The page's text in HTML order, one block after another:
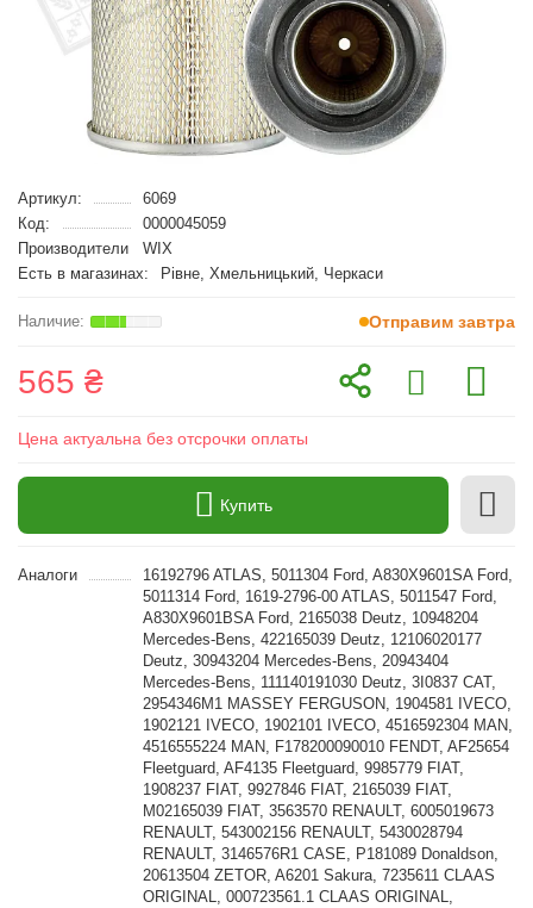
Артикул:
6069
Код:
0000045059
Производители
WIX
Есть в магазинах:
Рівне, Хмельницький, Черкаси
Отправим завтра
565 ₴
Цена актуальна без отсрочки оплаты
Купить
Аналоги
16192796 ATLAS, 5011304 Ford, A830X9601SA Ford,
5011314 Ford, 1619-2796-00 ATLAS, 5011547 Ford,
A830X9601BSA Ford, 2165038 Deutz, 10948204
Mercedes-Bens, 422165039 Deutz, 12106020177
Deutz, 30943204 Mercedes-Bens, 20943404
Mercedes-Bens, 111140191030 Deutz, 3I0837 CAT,
2954346M1 MASSEY FERGUSON, 1904581 IVECO,
1902121 IVECO, 1902101 IVECO, 4516592304 MAN,
4516555224 MAN, F178200090010 FENDT, AF25654
Fleetguard, AF4135 Fleetguard, 9985779 FIAT,
1908237 FIAT, 9927846 FIAT, 2165039 FIAT,
M02165039 FIAT, 3563570 RENAULT, 6005019673
RENAULT, 543002156 RENAULT, 5430028794
RENAULT, 3146576R1 CASE, P181089 Donaldson,
20613504 ZETOR, A6201 Sakura, 7235611 CLAAS
ORIGINAL, 000723561.1 CLAAS ORIGINAL,